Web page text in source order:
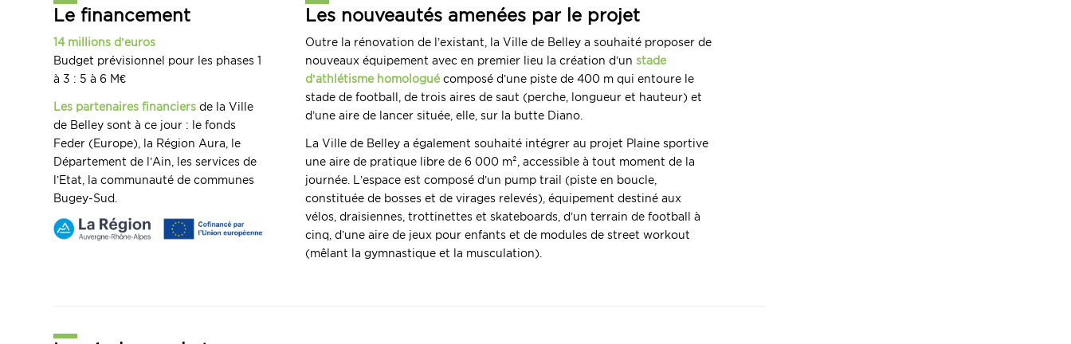
Le financement
14 millions d’euros
Budget prévisionnel pour les phases 1
à 3 : 5 à 6 M€
Les partenaires financiers de la Ville
de Belley sont à ce jour : le fonds
Feder (Europe), la Région Aura, le
Département de l’Ain, les services de
l’Etat, la communauté de communes
Bugey-Sud.
Les nouveautés amenées par le projet
Outre la rénovation de l’existant, la Ville de Belley a souhaité proposer de
nouveaux équipement avec en premier lieu la création d’un stade
d’athlétisme homologuécomposé d’une piste de 400 m qui entoure le
stade de football, de trois aires de saut (perche, longueur et hauteur) et
d’une aire de lancer située, elle, sur la butte Diano.
La Ville de Belley a également souhaité intégrer au projet Plaine sportive
une aire de pratique libre de 6 000 m², accessible à tout moment de la
journée. L’espace est composé d’un pump trail (piste en boucle,
constituée de bosses et de virages relevés), équipement destiné aux
vélos, draisiennes, trottinettes et skateboards, d’un terrain de football à
cinq, d’une aire de jeux pour enfants et de modules de street workout
(mêlant la gymnastique et la musculation).